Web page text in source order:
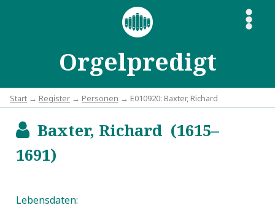
Orgelpredigt
S
Start → Register → Personen → E010920: Baxter, Richard
bBaxter, Richard (1615–
1691)
Lebensdaten: